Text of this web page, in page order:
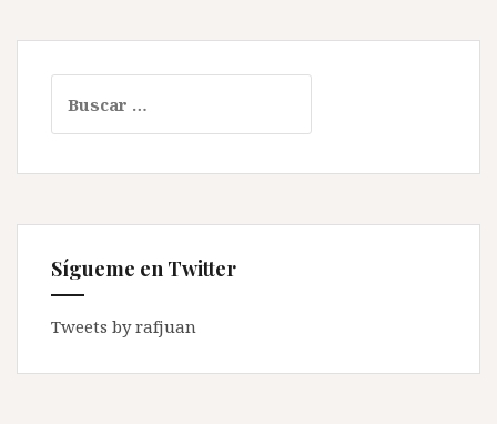
Sígueme en Twitter
Tweets by rafjuan